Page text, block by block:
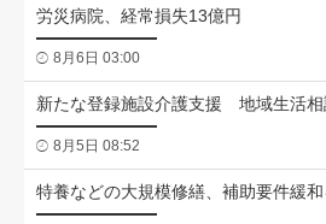
労災病院、経常損失13億円
8月6日 03:00
新たな登録施設介護支援 地域生活
8月5日 08:52
特養などの大規模修繕、補助要件緩